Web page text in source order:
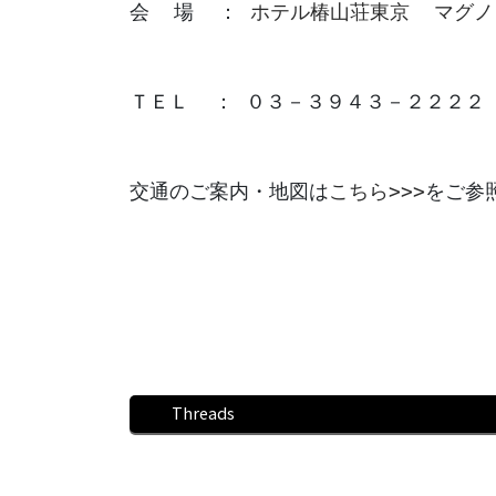
会  場  ： ホテル椿山荘東京  マグノ
ＴＥＬ  ： ０３－３９４３－２２２２
交通のご案内・地図はこちら>>>をご参
Threads